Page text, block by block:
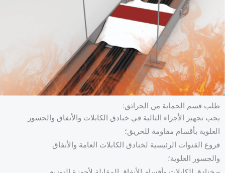
طلب قسم الحماية من الحرائق:
يجب تجهيز الأجزاء التالية في خنادق الكابلات والأنفاق والجسور
العلوية بأقسام مقاومة للحريق؛
فروع القنوات الرئيسية لخنادق الكابلات العامة والأنفاق
والجسور العلوية؛